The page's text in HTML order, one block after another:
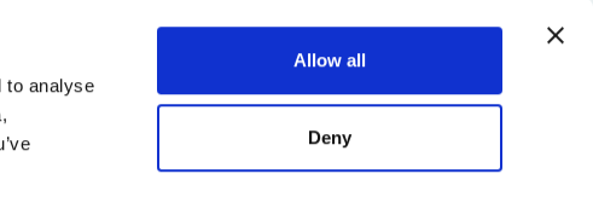
to analyse
Allow all
Deny